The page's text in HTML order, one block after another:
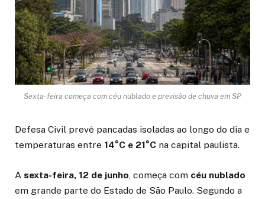
Sexta-feira começa com céu nublado e previsão de chuva em SP
Defesa Civil prevê pancadas isoladas ao longo do dia e
temperaturas entre 14°C e 21°C na capital paulista.
A sexta-feira, 12 de junho , começa com céu nublado
em grande parte do Estado de São Paulo. Segundo a